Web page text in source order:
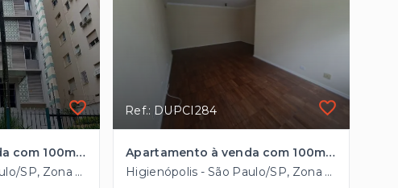
Apartamento à venda com 100m², 1 vaga em Higienópolis próximo ao Metrô
Higienópolis - São Paulo/SP, Zona Central
Ref.: DUPCI284
Apartamento à venda com 100m², 1 vaga em Higienópolis próximo ao Metrô
Higienópolis - São Paulo/SP, Zona Central